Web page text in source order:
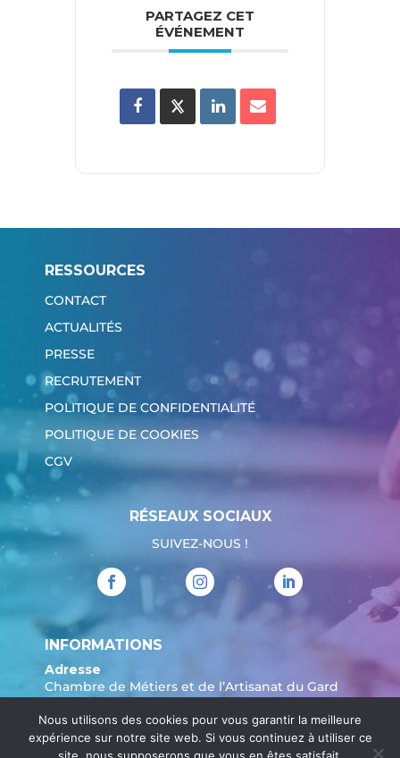
PARTAGEZ CET
ÉVÉNEMENT
RESSOURCES
CONTACT
ACTUALITÉS
PRESSE
RECRUTEMENT
POLITIQUE DE CONFIDENTIALITÉ
POLITIQUE DE COOKIES
CGV
RÉSEAUX SOCIAUX
SUIVEZ-NOUS !
INFORMATIONS
Adresse
Chambre de Métiers et de l’Artisanat du Gard
904 Avenue Marechal Juin
30908 Nîmes
Nous utilisons des cookies pour vous garantir la meilleure
expérience sur notre site web. Si vous continuez à utiliser ce